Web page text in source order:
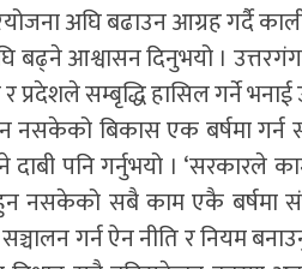
अघि बढाउन आग्रह गर्दै
बढ्ने आश्वासन दिनुभयो ।
सम्बृद्धि हासिल गर्ने भनाई
नसकेको बिकास एक बर्षमा
दाबी पनि गर्नुभयो । ‘सरकारले
नसकेको सबै काम एकै बर्षमा
गर्न ऐन नीति र नियम